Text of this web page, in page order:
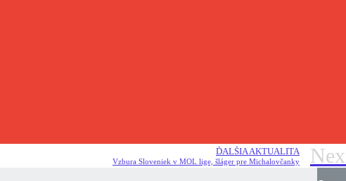
ĎALŠIA AKTUALITA
Vzbura Sloveniek v MOL lige, šláger pre Michalovčanky